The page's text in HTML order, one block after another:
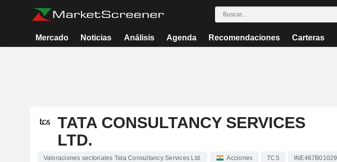
Mercado Noticias Análisis Agenda Recomendaciones Carteras
TATA CONSULTANCY SERVICES
LTD.
Valoraciones sectoriales Tata Consultancy Services Ltd. Acciones TCS INE467B01029